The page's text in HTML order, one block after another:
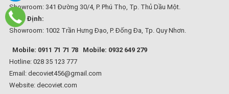
Showroom: 341 Đường 30/4, P. Phú Thọ, Tp. Thủ Dầu Một.
Bình Định:
Showroom: 1002 Trần Hưng Đạo, P. Đống Đa, Tp. Quy Nhơn.
Mobile: 0911 71 71 78
Mobile: 0932 649 279
Hotline: 028 35 123 777
Email: decoviet456@gmail.com
Website: decoviet.com